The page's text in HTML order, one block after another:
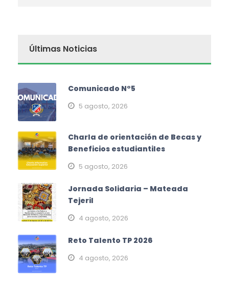
Últimas Noticias
Comunicado N°5
5 agosto, 2026
Charla de orientación de Becas y
Beneficios estudiantiles
5 agosto, 2026
Jornada Solidaria – Mateada
Tejeril
4 agosto, 2026
Reto Talento TP 2026
4 agosto, 2026